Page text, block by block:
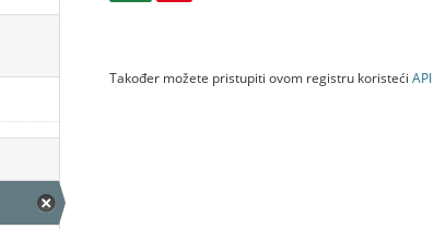
Također možete pristupiti ovom registru koristeći API